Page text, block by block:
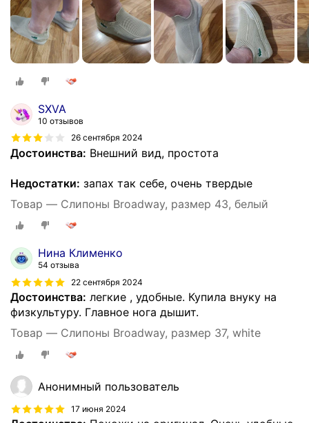
SXVA
10 отзывов
26 сентября 2024
Достоинства: Внешний вид, простота
Недостатки: запах так себе, очень твердые
Товар — Слипоны Broadway, размер 43, белый
Нина Клименко
54 отзыва
22 сентября 2024
Достоинства: легкие , удобные. Купила внуку на
физкультуру. Главное нога дышит.
Товар — Слипоны Broadway, размер 37, white
Анонимный пользователь
17 июня 2024